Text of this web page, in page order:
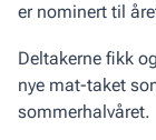
er nominert til
Deltakerne fikk
nye mat-taket
sommerhalvåret.